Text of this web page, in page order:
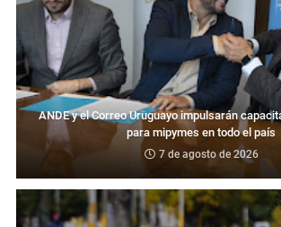
ANDE y el Correo Uruguayo impulsarán
para mipymes en todo el país
7 de agosto de 2026